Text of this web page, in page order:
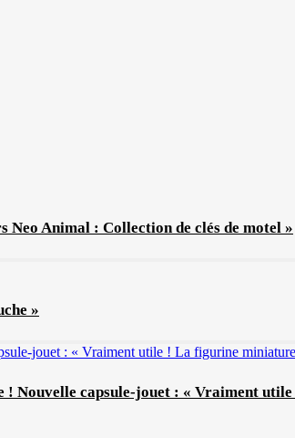
Neo Animal : Collection de clés de motel »
»
Nouvelle capsule-jouet : « Vraiment